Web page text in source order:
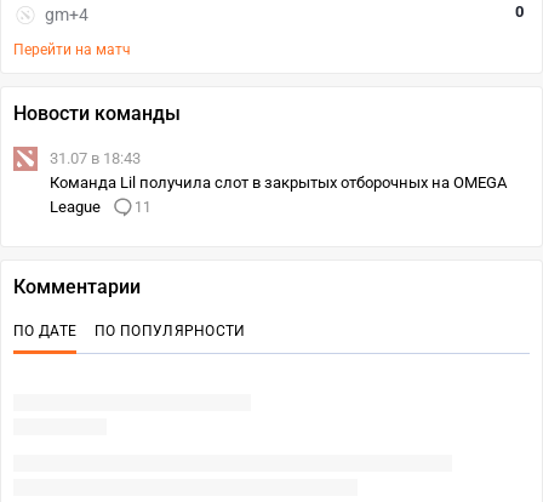
gm+4
0
Перейти на матч
Новости команды
31.07 в 18:43
Команда Lil получила слот в закрытых отборочных на OMEGA
League
11
Комментарии
ПО ДАТЕ ПО ПОПУЛЯРНОСТИ